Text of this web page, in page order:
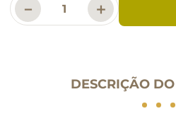
＋
－
DESCRIÇÃO